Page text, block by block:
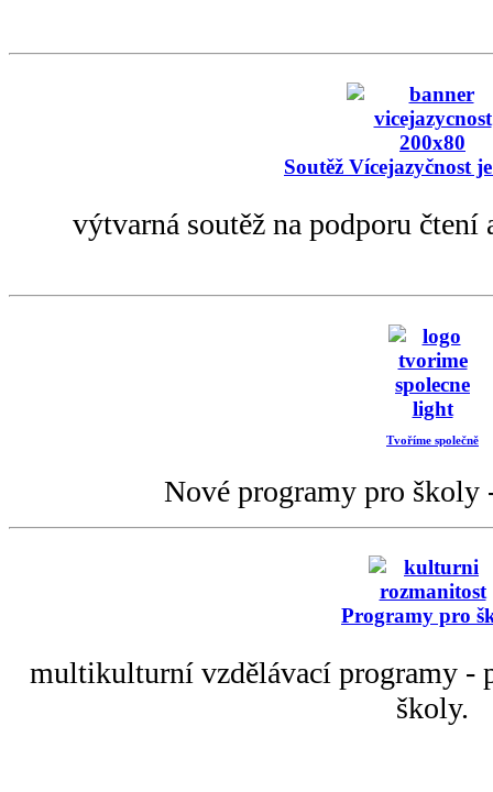
Soutěž Vícejazyčnost
výtvarná soutěž na podporu
Tvoříme společně
Nové programy pro
Programy pro
multikulturní vzdělávací programy -
školy.